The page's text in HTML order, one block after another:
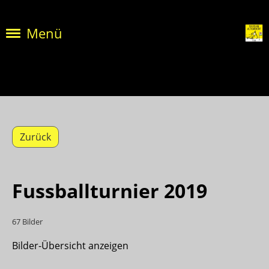
Menü
Zurück
Fussballturnier 2019
67 Bilder
Bilder-Übersicht anzeigen